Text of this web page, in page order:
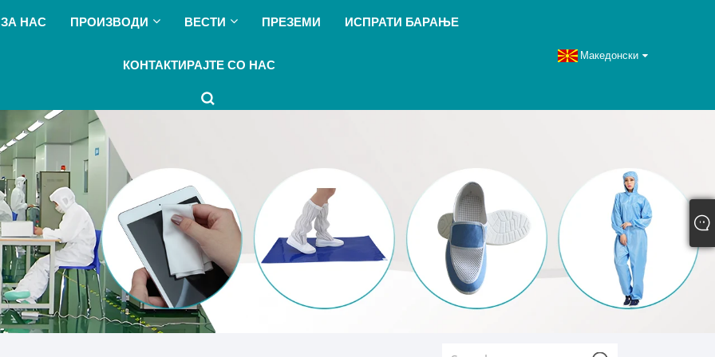
ЗА НАС ПРОИЗВОДИ ВЕСТИ ПРЕЗЕМИ ИСПРАТИ БАРАЊЕ
КОНТАКТИРАЈТЕ СО НАС
Македонски